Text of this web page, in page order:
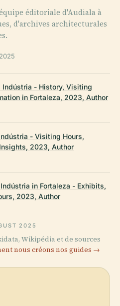
éditoriale d'Audiala à
d'archives architecturales
Indústria - History, Visiting
in Fortaleza, 2023, Author
- Visiting Hours,
2023, Author
in Fortaleza - Exhibits,
2023, Author
2025
Wikipédia et de sources
nous créons nos guides →